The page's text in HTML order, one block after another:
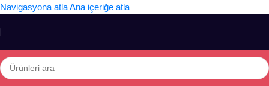
Navigasyona atlaAna içeriğe atla